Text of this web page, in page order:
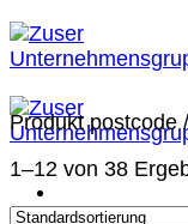
Zum
Inhalt
springen
Produkt postcode/
1–12 von 38